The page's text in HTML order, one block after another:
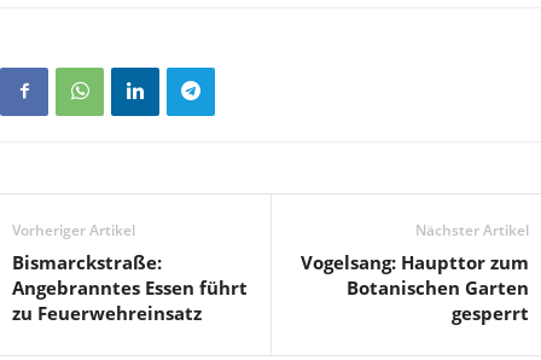
Vorheriger Artikel
Bismarckstraße:
Angebranntes Essen führt
zu Feuerwehreinsatz
Nächster Artikel
Vogelsang: Haupttor zum
Botanischen Garten
gesperrt